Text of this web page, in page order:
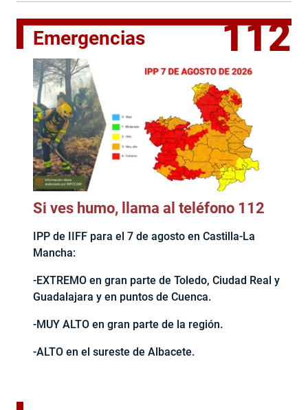
Emergencias 112
Si ves humo, llama al teléfono 112
IPP de IIFF para el 7 de agosto en Castilla-La
Mancha:
-EXTREMO en gran parte de Toledo, Ciudad Real y
Guadalajara y en puntos de Cuenca.
-MUY ALTO en gran parte de la región.
-ALTO en el sureste de Albacete.